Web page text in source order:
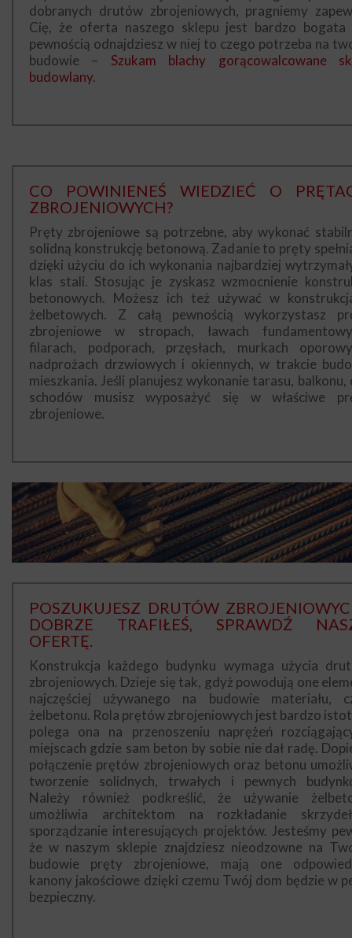
dobranych drutów zbrojeniowych, pragniemy
Cię, że oferta naszego sklepu jest bardzo
pewnością odnajdziesz w niej to czego potrzeba na
budowie – Szukam blachy gorącowalcowane
budowlany.
CO POWINIENEŚ WIEDZIEĆ O
ZBROJENIOWYCH?
Pręty zbrojeniowe są potrzebne, aby wykonać
solidną konstrukcję betonową. Zadanie to pręty
dzięki użyciu do ich wykonania najbardziej
klas stali. Stosując je zyskasz wzmocnienie
betonowych. Możesz ich też używać w
żelbetowych. Z całą pewnością wykorzystasz
zbrojeniowe w stropach, ławach
filarach, podporach, przęsłach, murkach
nadprożach drzwiowych i okiennych, w trakcie
mieszkania. Jeśli planujesz wykonanie tarasu, balkonu,
schodów musisz wyposażyć się w właściwe
zbrojeniowe.
POSZUKUJESZ DRUTÓW
DOBRZE TRAFIŁEŚ, SPRAWDŹ
OFERTĘ.
Konstrukcja każdego budynku wymaga użycia
zbrojeniowych. Dzieje się tak, gdyż powodują one
najczęściej używanego na budowie materiału,
żelbetonu. Rola prętów zbrojeniowych jest bardzo
polega ona na przenoszeniu naprężeń
miejscach gdzie sam beton by sobie nie dał radę.
połączenie prętów zbrojeniowych oraz betonu
tworzenie solidnych, trwałych i pewnych
Należy również podkreślić, że używanie
umożliwia architektom na rozkładanie
sporządzanie interesujących projektów. Jesteśmy
że w naszym sklepie znajdziesz nieodzowne na
budowie pręty zbrojeniowe, mają one
kanony jakościowe dzięki czemu Twój dom będzie w
bezpieczny.